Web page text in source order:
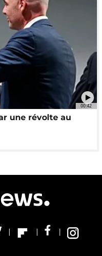
00:42
une révolte au